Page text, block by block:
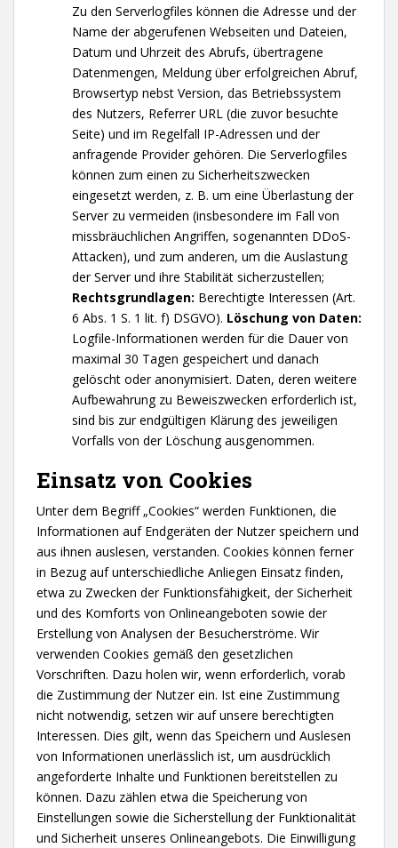
Zu den Serverlogfiles können die Adresse und der
Name der abgerufenen Webseiten und Dateien,
Datum und Uhrzeit des Abrufs, übertragene
Datenmengen, Meldung über erfolgreichen Abruf,
Browsertyp nebst Version, das Betriebssystem
des Nutzers, Referrer URL (die zuvor besuchte
Seite) und im Regelfall IP-Adressen und der
anfragende Provider gehören. Die Serverlogfiles
können zum einen zu Sicherheitszwecken
eingesetzt werden, z. B. um eine Überlastung der
Server zu vermeiden (insbesondere im Fall von
missbräuchlichen Angriffen, sogenannten DDoS-
Attacken), und zum anderen, um die Auslastung
der Server und ihre Stabilität sicherzustellen;
Rechtsgrundlagen: Berechtigte Interessen (Art.
6 Abs. 1 S. 1 lit. f) DSGVO). Löschung von Daten:
Logfile-Informationen werden für die Dauer von
maximal 30 Tagen gespeichert und danach
gelöscht oder anonymisiert. Daten, deren weitere
Aufbewahrung zu Beweiszwecken erforderlich ist,
sind bis zur endgültigen Klärung des jeweiligen
Vorfalls von der Löschung ausgenommen.
Einsatz von Cookies
Unter dem Begriff „Cookies“ werden Funktionen, die
Informationen auf Endgeräten der Nutzer speichern und
aus ihnen auslesen, verstanden. Cookies können ferner
in Bezug auf unterschiedliche Anliegen Einsatz finden,
etwa zu Zwecken der Funktionsfähigkeit, der Sicherheit
und des Komforts von Onlineangeboten sowie der
Erstellung von Analysen der Besucherströme. Wir
verwenden Cookies gemäß den gesetzlichen
Vorschriften. Dazu holen wir, wenn erforderlich, vorab
die Zustimmung der Nutzer ein. Ist eine Zustimmung
nicht notwendig, setzen wir auf unsere berechtigten
Interessen. Dies gilt, wenn das Speichern und Auslesen
von Informationen unerlässlich ist, um ausdrücklich
angeforderte Inhalte und Funktionen bereitstellen zu
können. Dazu zählen etwa die Speicherung von
Einstellungen sowie die Sicherstellung der Funktionalität
und Sicherheit unseres Onlineangebots. Die Einwilligung